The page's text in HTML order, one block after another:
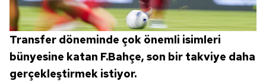
Transfer döneminde çok önemli isimleri
bünyesine katan F.Bahçe, son bir takviye daha
gerçekleştirmek istiyor.